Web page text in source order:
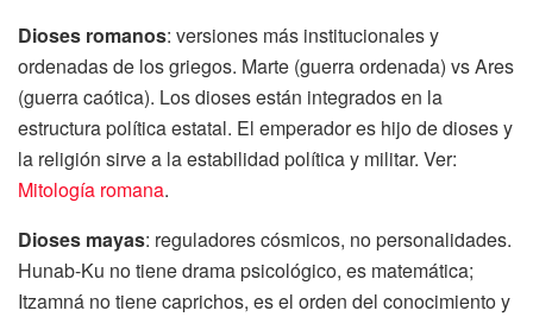
Dioses romanos: versiones más institucionales y
ordenadas de los griegos. Marte (guerra ordenada) vs Ares
(guerra caótica). Los dioses están integrados en la
estructura política estatal. El emperador es hijo de dioses y
la religión sirve a la estabilidad política y militar. Ver:
Mitología romana.
Dioses mayas: reguladores cósmicos, no personalidades.
Hunab-Ku no tiene drama psicológico, es matemática;
Itzamná no tiene caprichos, es el orden del conocimiento y